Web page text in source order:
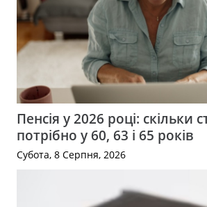
Пенсія у 2026 році: скільки
потрібно у 60, 63 і 65 років
Субота, 8 Серпня, 2026